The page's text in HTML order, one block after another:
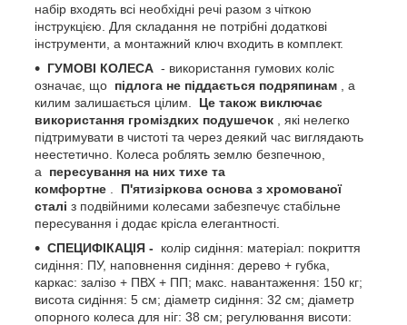
набір входять всі необхідні речі разом з чіткою
інструкцією. Для складання не потрібні додаткові
інструменти, а монтажний ключ входить в комплект.
ГУМОВІ КОЛЕСА - використання гумових коліс
означає, що підлога не піддається подряпинам , а
килим залишається цілим. Це також виключає
використання громіздких подушечок , які нелегко
підтримувати в чистоті та через деякий час виглядають
неестетично. Колеса роблять землю безпечною,
а пересування на них тихе та
комфортне
П'ятизіркова основа з хромованої
сталі з подвійними колесами забезпечує стабільне
пересування і додає крісла елегантності.
СПЕЦИФІКАЦІЯ -
колір сидіння: матеріал: покриття
сидіння: ПУ, наповнення сидіння: дерево + губка,
каркас: залізо + ПВХ + ПП; макс. навантаження: 150 кг;
висота сидіння: 5 см; діаметр сидіння: 32 см; діаметр
опорного колеса для ніг: 38 см; регулювання висоти: